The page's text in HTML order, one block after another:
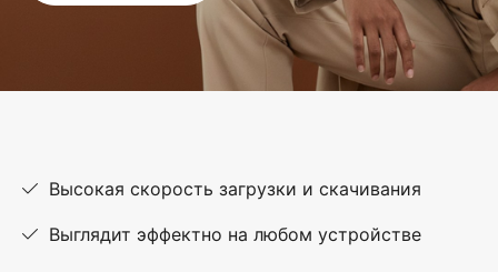
Высокая скорость загрузки и скачивания
Выглядит эффектно на любом устройстве